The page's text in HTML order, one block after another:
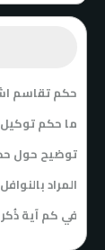
حكم تقاسم
ما حكم توكيل
توضيح حول
المراد
في كم آية ذُكر